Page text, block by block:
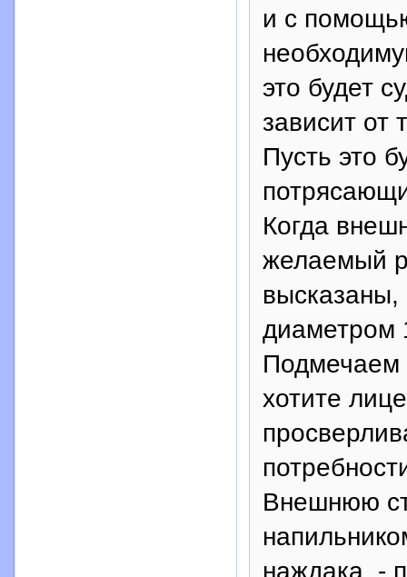
и с
это будет
зависит от
Пусть это
Когда
желаемый
высказаны,
диаметром
Подмечаем
хотите
Внешнюю
наждака, -